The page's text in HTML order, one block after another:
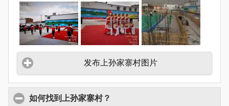
发布上孙家寨村图片
如何找到上孙家寨村？